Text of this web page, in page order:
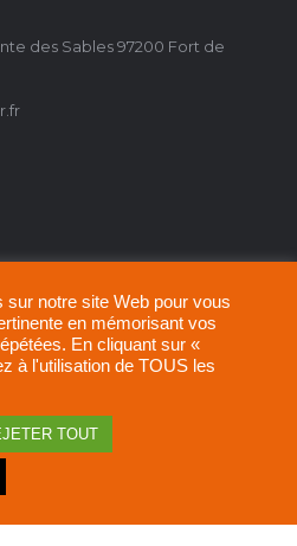
des Sables 97200 Fort de
!
reserved.TRAPARINTER
sur notre site Web pour vous
en mémorisant vos
En cliquant sur «
à l'utilisation de TOUS les
TOUT